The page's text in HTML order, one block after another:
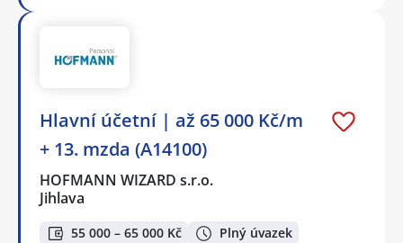
Hlavní účetní | až 65 000 Kč/m
+ 13. mzda (A14100)
HOFMANN WIZARD s.r.o.
Jihlava
55 000 – 65 000 Kč Plný úvazek